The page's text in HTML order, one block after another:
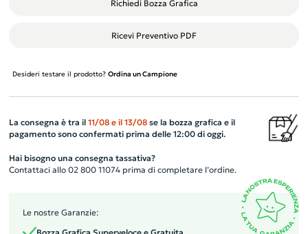
Richiedi Bozza Grafica
Ricevi Preventivo PDF
Desideri testare il prodotto? Ordina un Campione
La consegna è tra il 11/08 e il 13/08se la bozza grafica e il
pagamento sono confermati prima delle 12:00 di oggi.
Hai bisogno una consegna tassativa?
Contattaci allo 02 800 11074 prima di completare l’ordine.
Le nostre Garanzie: